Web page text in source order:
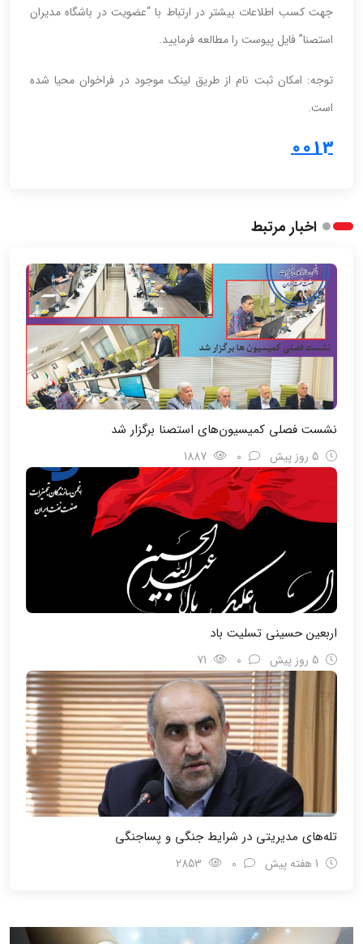
جهت کسب اطلاعات بیشتر در ارتباط با “عضویت در باشگاه مدیران
استصنا” فایل پیوست را مطالعه فرمایید.
توجه: امکان ثبت نام از طریق لینک موجود در فراخوان محیا شده
است.
0013
اخبار مرتبط
نشست فصلی کمیسیون‌های استصنا برگزار شد
اربعین حسینی تسلیت باد
تله‌های مدیریتی در شرایط جنگی و پسا‌جنگی